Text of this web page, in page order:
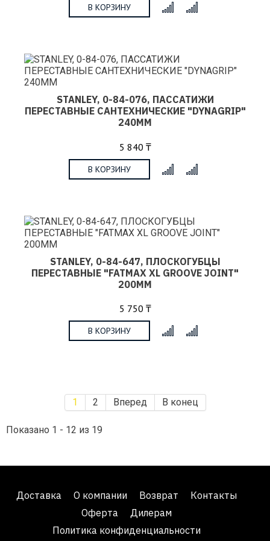
В КОРЗИНУ
STANLEY, 0-84-076, ПАССАТИЖИ
ПЕРЕСТАВНЫЕ САНТЕХНИЧЕСКИЕ "DYNAGRIP"
240ММ
5 840 ₸
В КОРЗИНУ
STANLEY, 0-84-647, ПЛОСКОГУБЦЫ
ПЕРЕСТАВНЫЕ "FATMAX XL GROOVE JOINT"
200ММ
5 750 ₸
В КОРЗИНУ
1 2 Вперед В конец
Показано 1 - 12 из 19
Доставка О компании Возврат
Контакты
Оферта
Дилерам
Политика конфиденциальности